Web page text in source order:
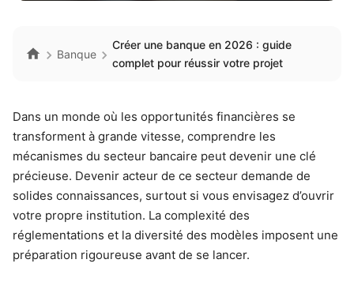
Banque
Créer une banque en 2026 : guide
complet pour réussir votre projet
Dans un monde où les opportunités financières se
transforment à grande vitesse, comprendre les
mécanismes du secteur bancaire peut devenir une clé
précieuse. Devenir acteur de ce secteur demande de
solides connaissances, surtout si vous envisagez d’ouvrir
votre propre institution. La complexité des
réglementations et la diversité des modèles imposent une
préparation rigoureuse avant de se lancer.